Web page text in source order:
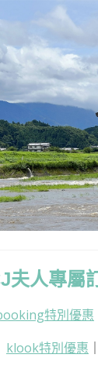
夫人專屬
特別優惠
klook特別優惠